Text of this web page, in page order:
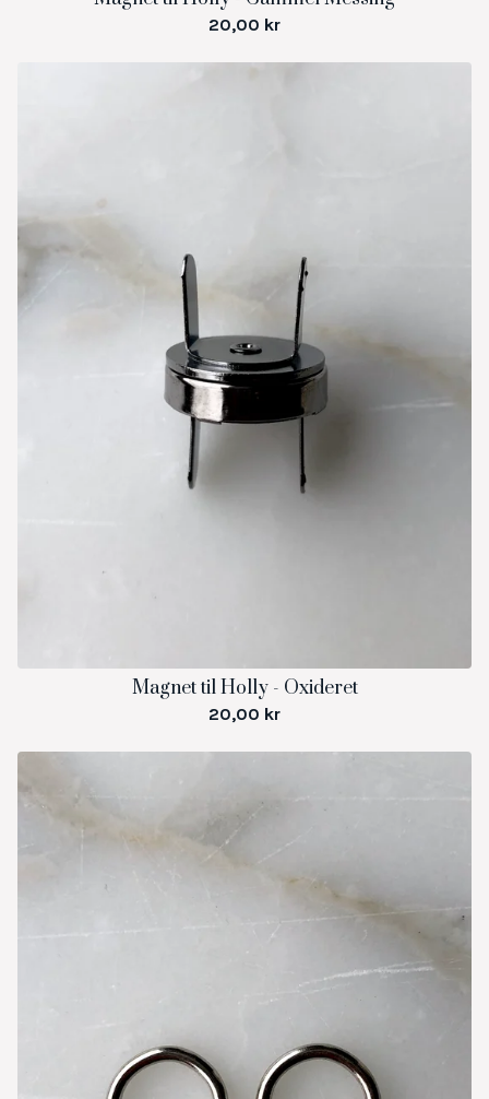
20,00 kr
Magnet til Holly - Oxideret
20,00 kr